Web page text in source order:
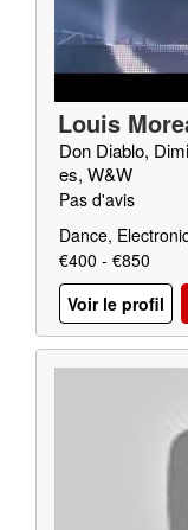
Louis
Don Diablo,
es, W&W
Pas d'avis
Dance,
€400 - €850
Voir le profil